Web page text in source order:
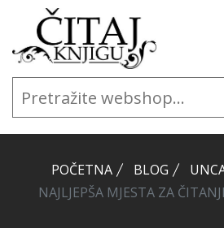
POČETNA BLOG
NAJLJEPŠA MJESTA ZA